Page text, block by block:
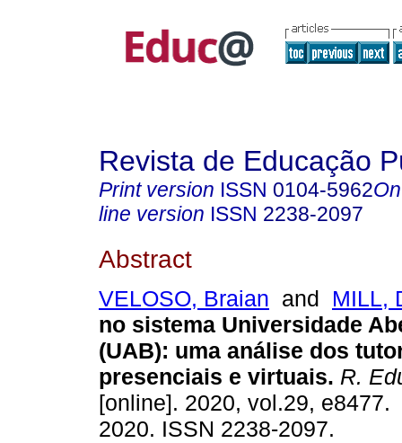
Revista de Educação
Print version ISSN 0104-5962
line version ISSN 2238-2097
Abstract
VELOSO, Braian and MILL,
no sistema Universidade
(UAB): uma análise dos
presenciais e virtuais. R.
[online]. 2020, vol.29,
2020. ISSN 2238-2097.